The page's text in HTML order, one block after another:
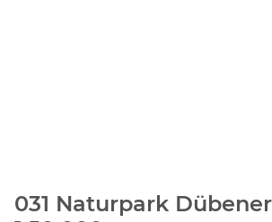
031 Naturpark